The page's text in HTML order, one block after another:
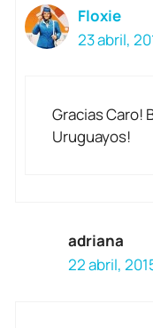
Floxie
23 abril,
Gracias Caro!
Uruguayos!
adriana
22 abril,